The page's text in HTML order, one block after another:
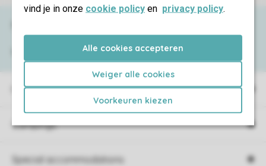
vind je in onze cookie policy en privacy policy.
Alle cookies accepteren
Weiger alle cookies
Voorkeuren kiezen
Holiday parks
Campings
Special accommodations
or contact theContact Center.